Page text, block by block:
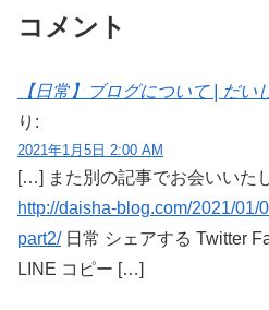
コメント
【日常】ブログについて | だい
り:
2021年1月5日 2:00 AM
[…] また別の記事でお会いいた
http://daisha-blog.com/2021/01/
part2/日常 シェアする Twitter
LINE コピー […]